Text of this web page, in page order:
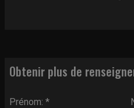
Obtenir plus de
Prénom: *